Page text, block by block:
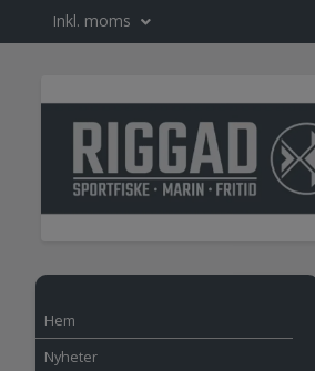
Inkl. moms
Hem
Nyheter